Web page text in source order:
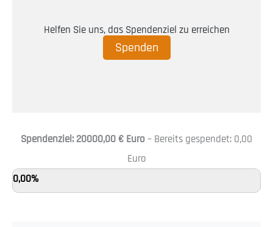
Helfen Sie uns, das Spendenziel zu erreichen
Spenden
Spendenziel: 20000,00 € Euro– Bereits gespendet: 0,00
Euro
0,00%